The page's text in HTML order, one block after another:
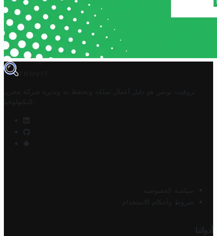
TROVIT
تروفيت تونس هو دليل أعمال تملكه وتحتفظ به وتديره
شركة مخزن
التكنولوجيا
سياسة الخصوصية
شروط وأحكام الاستخدام
أدواتنا